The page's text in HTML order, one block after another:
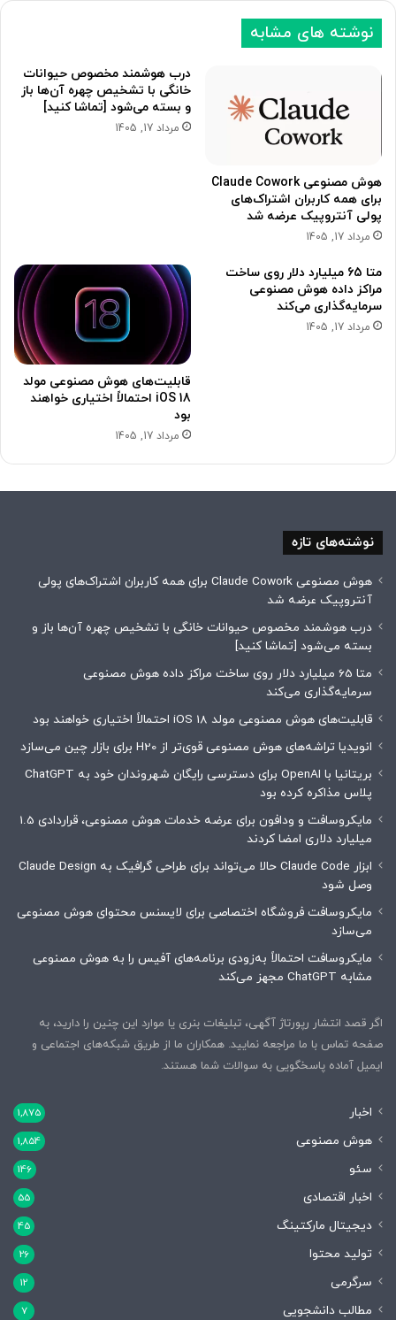
نوشته های مشابه
هوش مصنوعی Claude Cowork
برای همه کاربران اشتراک‌های
پولی آنتروپیک عرضه شد
مرداد 17, 1405
درب هوشمند مخصوص حیوانات
خانگی با تشخیص چهره آن‌ها باز
و بسته می‌شود [تماشا کنید]
مرداد 17, 1405
متا 65 میلیارد دلار روی ساخت
مراکز داده هوش مصنوعی
سرمایه‌گذاری می‌کند
مرداد 17, 1405
قابلیت‌های هوش مصنوعی مولد
iOS 18 احتمالاً اختیاری خواهند
بود
مرداد 17, 1405
نوشته‌های تازه
هوش مصنوعی Claude Cowork برای همه کاربران اشتراک‌های پولی
آنتروپیک عرضه شد
درب هوشمند مخصوص حیوانات خانگی با تشخیص چهره آن‌ها باز و
بسته می‌شود [تماشا کنید]
متا 65 میلیارد دلار روی ساخت مراکز داده هوش مصنوعی
سرمایه‌گذاری می‌کند
قابلیت‌های هوش مصنوعی مولد iOS 18 احتمالاً اختیاری خواهند بود
انویدیا تراشه‌های هوش مصنوعی قوی‌تر از H20 برای بازار چین می‌سازد
بریتانیا با OpenAI برای دسترسی رایگان شهروندان خود به ChatGPT
پلاس مذاکره کرده بود
مایکروسافت و ودافون برای عرضه خدمات هوش مصنوعی، قراردادی 1.5
میلیارد دلاری امضا کردند
ابزار Claude Code حالا می‌تواند برای طراحی گرافیک به Claude Design
وصل شود
مایکروسافت فروشگاه اختصاصی برای لایسنس محتوای هوش مصنوعی
می‌سازد
مایکروسافت احتمالاً به‌زودی برنامه‌های آفیس را به هوش مصنوعی
مشابه ChatGPT مجهز می‌کند
اگر قصد انتشار رپورتاژ آگهی، تبلیغات بنری یا موارد این چنین را دارید، به
صفحه تماس با ما مراجعه نمایید. همکاران ما از طریق شبکه‌های اجتماعی و
ایمیل آماده پاسخگویی به سوالات شما هستند.
اخبار 1,875
هوش مصنوعی 1,854
سئو 146
اخبار اقتصادی 55
دیجیتال مارکتینگ 45
تولید محتوا 26
سرگرمی 12
مطالب دانشجویی 7